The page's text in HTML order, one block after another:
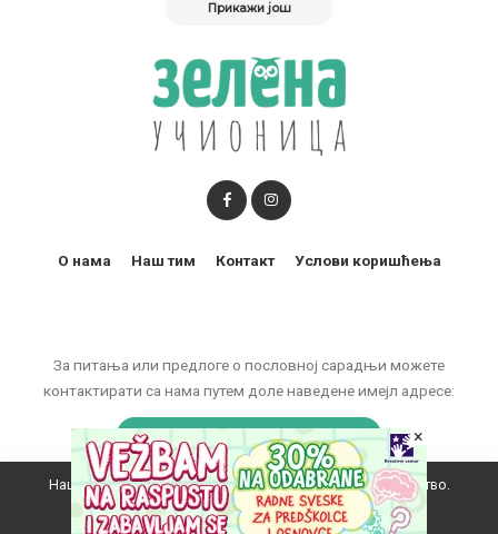
Прикажи још
За питања или предлоге о пословној сарадњи можете
контактирати са нама путем доле наведене имејл адресе:
marketing@zelenaucionica.com
О нама Наш тим Контакт Услови коришћења
© 2011-2024 Copyright by Zelena učionica. All Rights reserved.
Наш вебсајт користи колачиће да побољша ваше искуство.
Прихватам
×